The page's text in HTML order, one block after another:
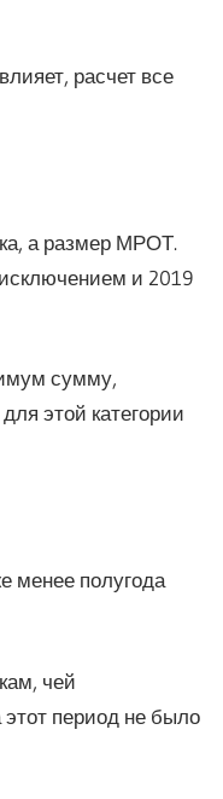
расчет все
а размер МРОТ.
и 2019
сумму,
этой категории
менее полугода
чей
этот период не было